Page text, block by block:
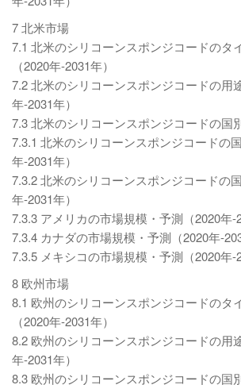
7 北米市場
7.1 北米のシリコーンスポンジコードのタ
（2020年-2031年）
7.2 北米のシリコーンスポンジコードの用
年-2031年）
7.3 北米のシリコーンスポンジコードの国
7.3.1 北米のシリコーンスポンジコードの
年-2031年）
7.3.2 北米のシリコーンスポンジコードの
年-2031年）
7.3.3 アメリカの市場規模・予測（2020年-
7.3.4 カナダの市場規模・予測（2020年-
7.3.5 メキシコの市場規模・予測（2020年-
8 欧州市場
8.1 欧州のシリコーンスポンジコードのタ
（2020年-2031年）
8.2 欧州のシリコーンスポンジコードの用
年-2031年）
8.3 欧州のシリコーンスポンジコードの国